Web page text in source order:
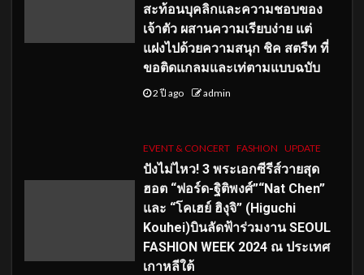
สะท้อนบุคลิกและความชอบของ
เจ้าตัว ผสานความเรียบง่าย แต่
แฝงไปด้วยความสนุก ชิค สตรีท ที่
ขอติดแกลมและเท่ตามแบบฉบับ
2 ปี ago admin
EVENT & CONCERT FASHION UPDATE
ปังไม่ไหว! 3 พระเอกซีรีส์วายสุด
ฮอต “ฟอร์ด-ฐิติพงศ์”“Nat Chen”
และ “โคเฮย์ ฮิงุจิ” (Higuchi
Kouhei)บินลัดฟ้าร่วมงาน SEOUL
FASHION WEEK 2024 ณ ประเทศ
เกาหลีใต้